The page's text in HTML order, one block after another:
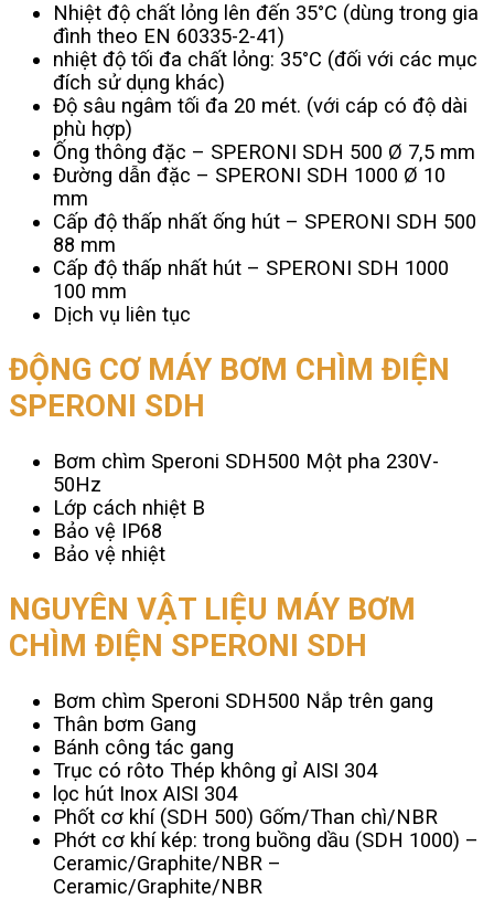
Nhiệt độ chất lỏng lên đến 35°C (dùng trong gia
đình theo EN 60335-2-41)
nhiệt độ tối đa chất lỏng: 35°C (đối với các mục
đích sử dụng khác)
Độ sâu ngâm tối đa 20 mét. (với cáp có độ dài
phù hợp)
Ống thông đặc – SPERONI SDH 500 Ø 7,5 mm
Đường dẫn đặc – SPERONI SDH 1000 Ø 10
mm
Cấp độ thấp nhất ống hút – SPERONI SDH 500
88 mm
Cấp độ thấp nhất hút – SPERONI SDH 1000
100 mm
Dịch vụ liên tục
ĐỘNG CƠ MÁY BƠM CHÌM ĐIỆN
SPERONI SDH
Bơm chìm Speroni SDH500 Một pha 230V-
50Hz
Lớp cách nhiệt B
Bảo vệ IP68
Bảo vệ nhiệt
NGUYÊN VẬT LIỆU MÁY BƠM
CHÌM ĐIỆN SPERONI SDH
Bơm chìm Speroni SDH500 Nắp trên gang
Thân bơm Gang
Bánh công tác gang
Trục có rôto Thép không gỉ AISI 304
lọc hút Inox AISI 304
Phốt cơ khí (SDH 500) Gốm/Than chì/NBR
Phớt cơ khí kép: trong buồng dầu (SDH 1000) –
Ceramic/Graphite/NBR –
Ceramic/Graphite/NBR